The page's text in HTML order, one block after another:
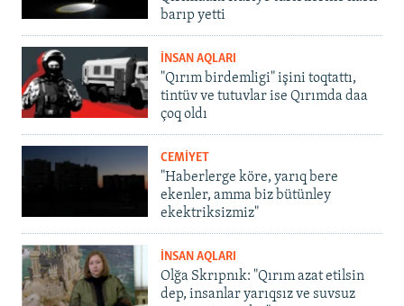
barıp yetti
İNSAN AQLARI
"Qırım birdemligi" işini toqtattı,
tintüv ve tutuvlar ise Qırımda daa
çoq oldı
CEMİYET
"Haberlerge köre, yarıq bere
ekenler, amma biz bütünley
ekektriksizmiz"
İNSAN AQLARI
Olğa Skrıpnık: "Qırım azat etilsin
dep, insanlar yarıqsız ve suvsuz